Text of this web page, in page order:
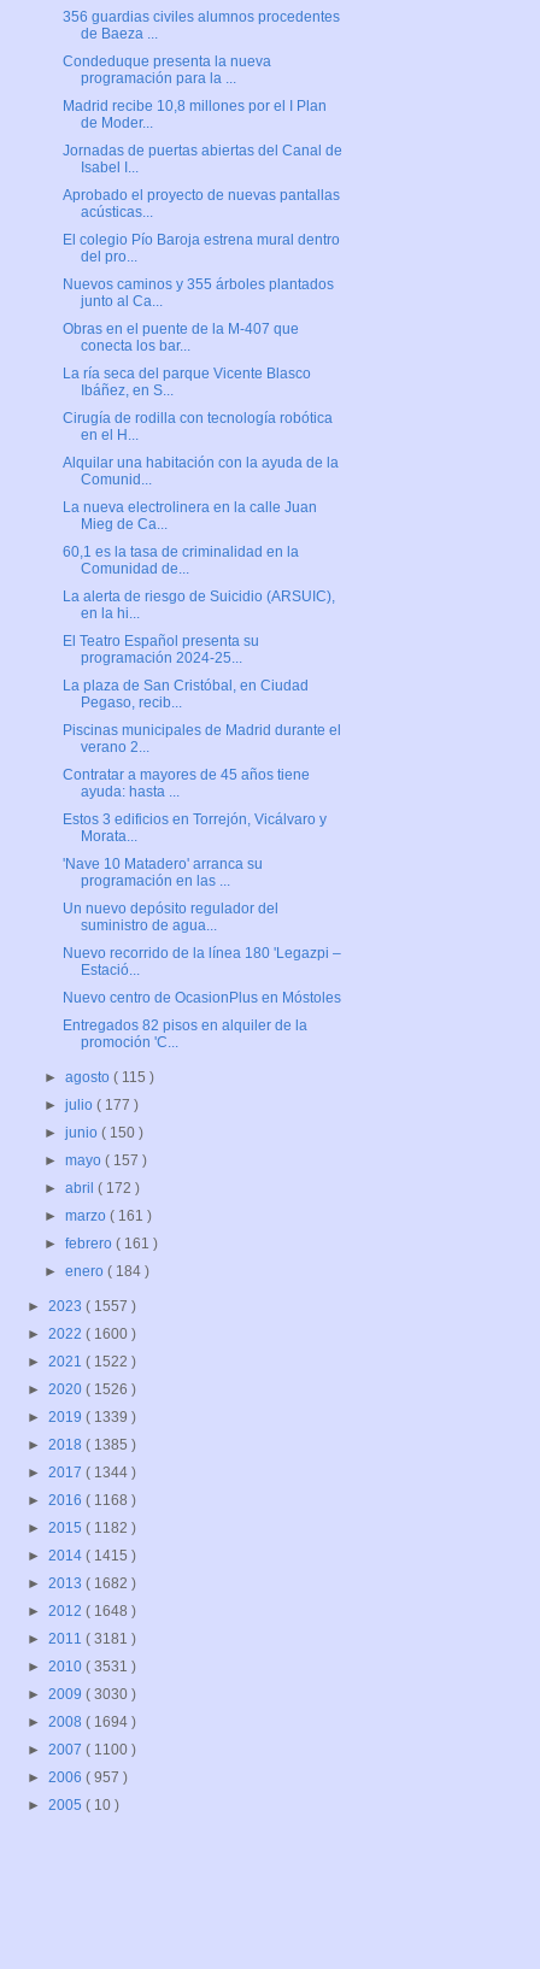
356 guardias civiles alumnos procedentes
de Baeza ...
Condeduque presenta la nueva
programación para la ...
Madrid recibe 10,8 millones por el I Plan
de Moder...
Jornadas de puertas abiertas del Canal de
Isabel I...
Aprobado el proyecto de nuevas pantallas
acústicas...
El colegio Pío Baroja estrena mural dentro
del pro...
Nuevos caminos y 355 árboles plantados
junto al Ca...
Obras en el puente de la M-407 que
conecta los bar...
La ría seca del parque Vicente Blasco
Ibáñez, en S...
Cirugía de rodilla con tecnología robótica
en el H...
Alquilar una habitación con la ayuda de la
Comunid...
La nueva electrolinera en la calle Juan
Mieg de Ca...
60,1 es la tasa de criminalidad en la
Comunidad de...
La alerta de riesgo de Suicidio (ARSUIC),
en la hi...
El Teatro Español presenta su
programación 2024-25...
La plaza de San Cristóbal, en Ciudad
Pegaso, recib...
Piscinas municipales de Madrid durante el
verano 2...
Contratar a mayores de 45 años tiene
ayuda: hasta ...
Estos 3 edificios en Torrejón, Vicálvaro y
Morata...
'Nave 10 Matadero' arranca su
programación en las ...
Un nuevo depósito regulador del
suministro de agua...
Nuevo recorrido de la línea 180 'Legazpi –
Estació...
Nuevo centro de OcasionPlus en Móstoles
Entregados 82 pisos en alquiler de la
promoción 'C...
►agosto( 115 )
►julio( 177 )
►junio( 150 )
►mayo( 157 )
►abril( 172 )
►marzo( 161 )
►febrero( 161 )
►enero( 184 )
► 2023 ( 1557 )
► 2022 ( 1600 )
► 2021 ( 1522 )
► 2020 ( 1526 )
► 2019 ( 1339 )
► 2018 ( 1385 )
► 2017 ( 1344 )
► 2016 ( 1168 )
► 2015 ( 1182 )
► 2014 ( 1415 )
► 2013 ( 1682 )
► 2012 ( 1648 )
► 2011 ( 3181 )
► 2010 ( 3531 )
► 2009 ( 3030 )
► 2008 ( 1694 )
► 2007 ( 1100 )
► 2006 ( 957 )
► 2005 ( 10 )